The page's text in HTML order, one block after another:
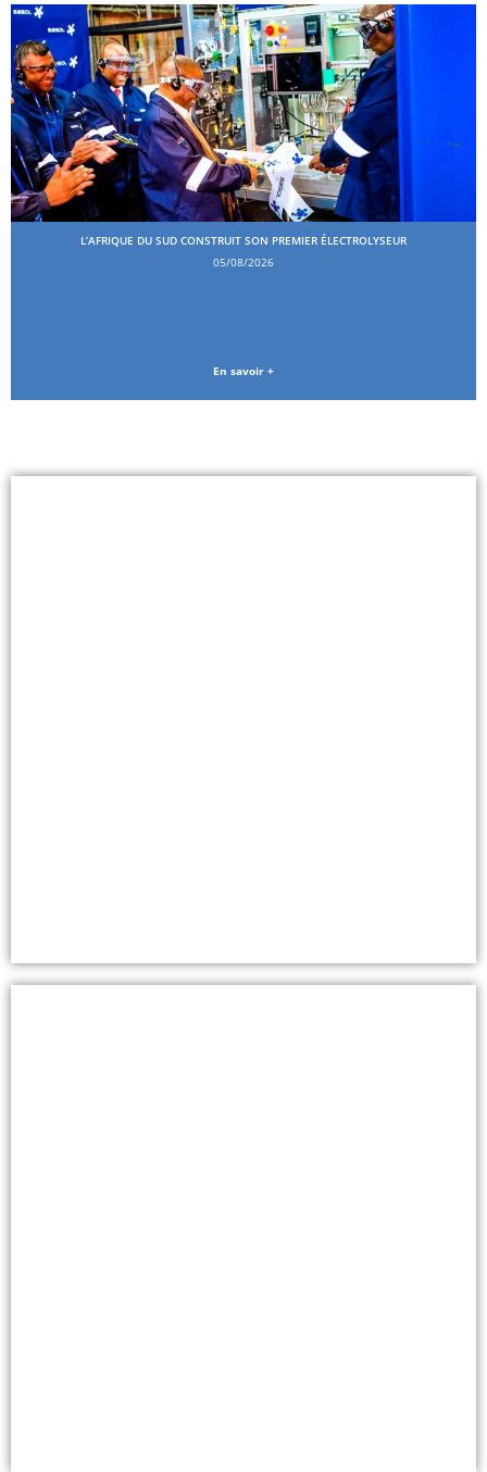
L’AFRIQUE DU SUD CONSTRUIT SON PREMIER ÉLECTROLYSEUR
05/08/2026
En savoir +